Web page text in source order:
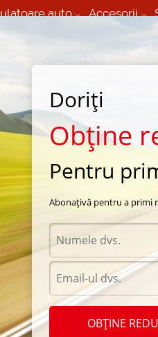
auto Accesorii
stop în toate regiunile
(L-V)
/
Doriți
Obține
Pentru
Abonațivă pentru a primi
OBȚINE